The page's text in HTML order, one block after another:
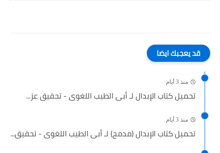
قد يعجبك ايضا
منذ 3 أيام
تحميل كتاب الإبدال لـ أبى الطيب اللغوى - تحقيق عز...
منذ 3 أيام
تحميل كتاب الإبدال (مدمج) لـ أبى الطيب اللغوى - تحقيق...